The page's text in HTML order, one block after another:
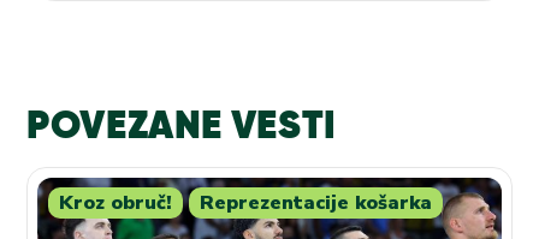
POVEZANE VESTI
Kroz obruč! Reprezentacije košarka